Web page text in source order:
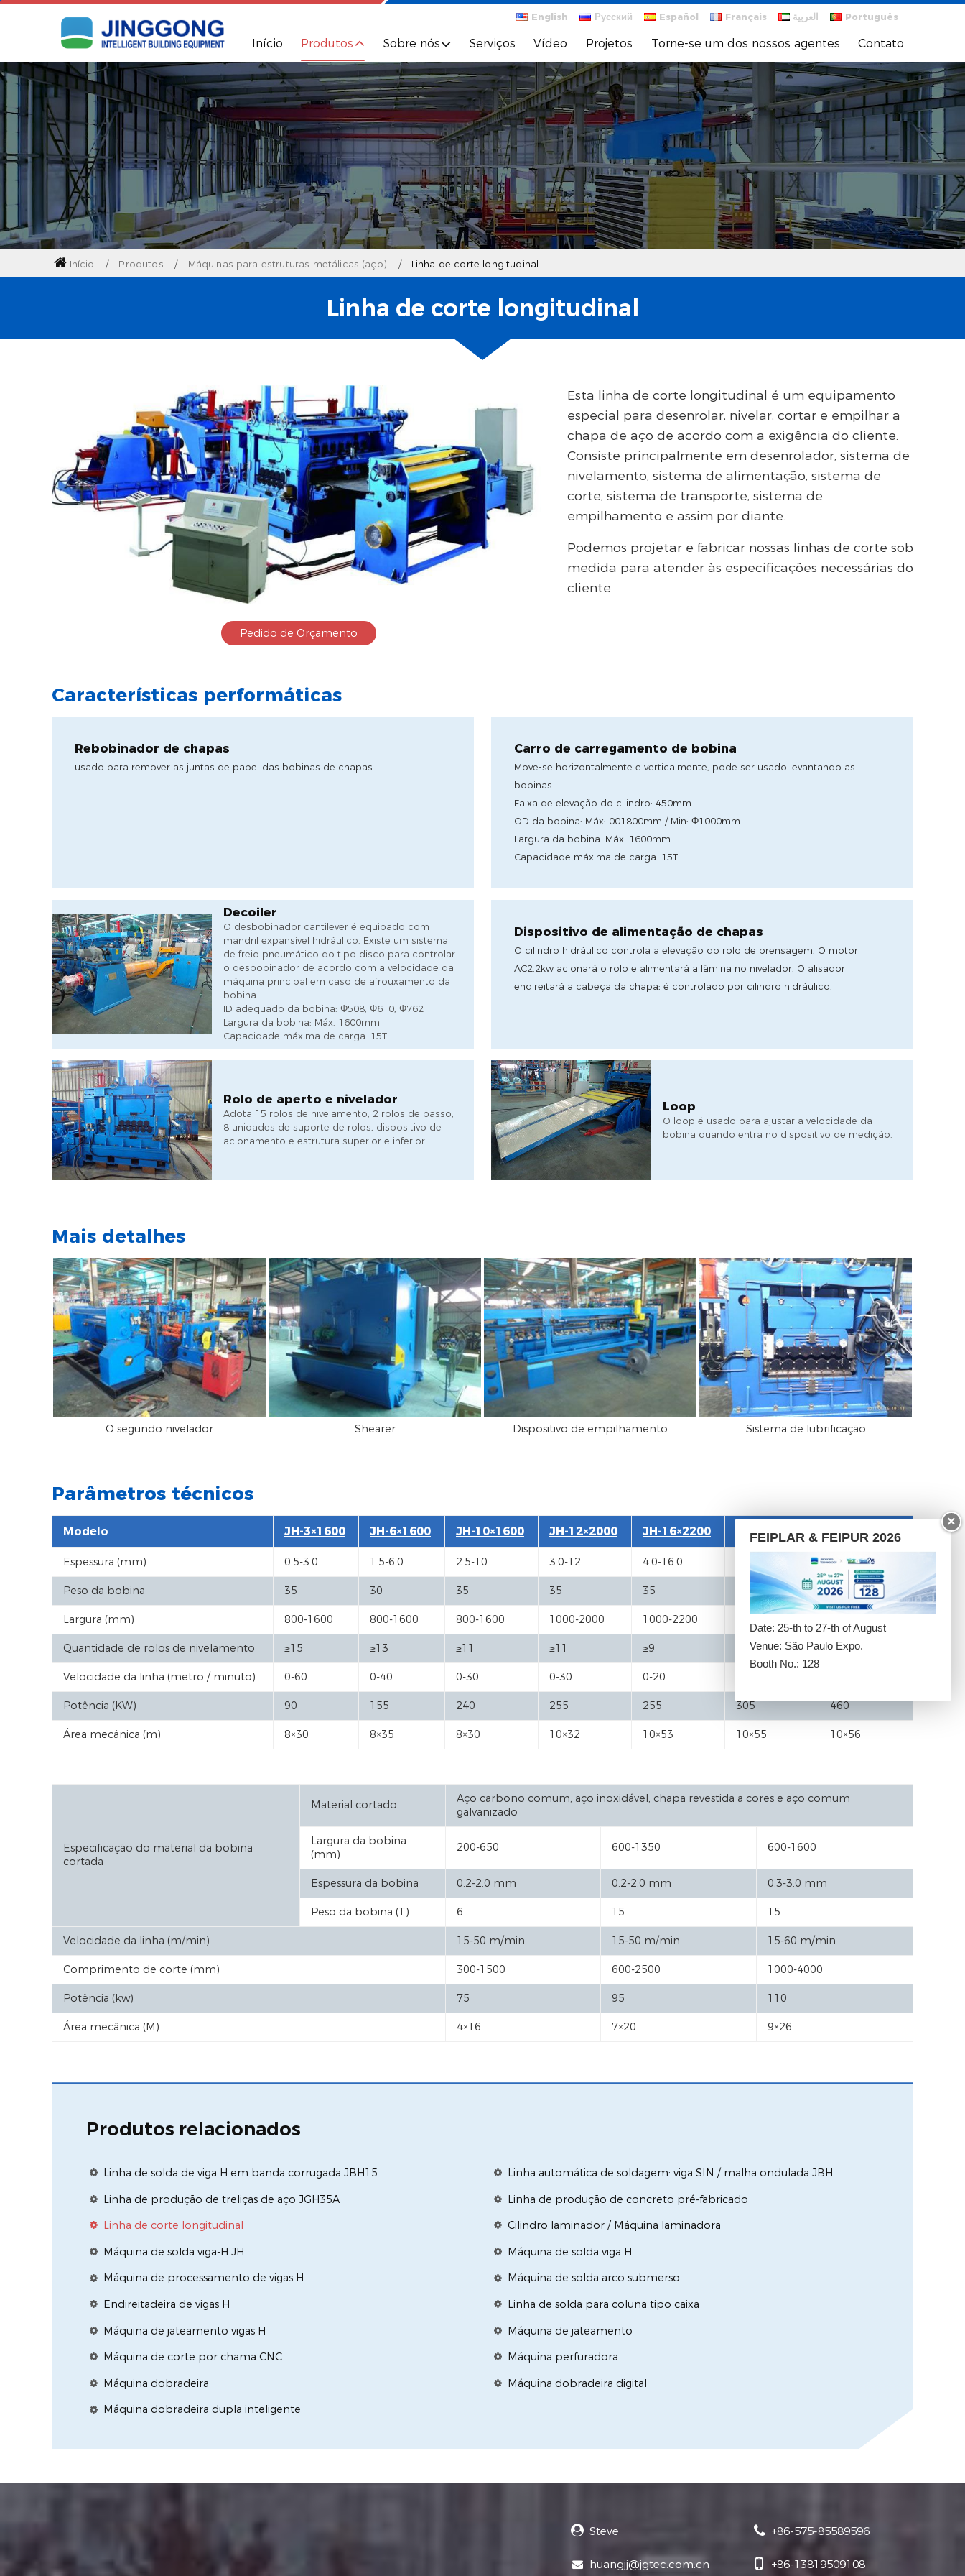
English Русский Español Français العربية Português
Início Produtos Sobre nós Serviços Vídeo Projetos Torne-se um dos nossos agentes Contato
Início Produtos Máquinas para estruturas metálicas (aço) Linha de corte longitudinal
Linha de corte longitudinal
Pedido de Orçamento
Esta linha de corte longitudinal é um equipamento
especial para desenrolar, nivelar, cortar e empilhar a
chapa de aço de acordo com a exigência do cliente.
Consiste principalmente em desenrolador, sistema de
nivelamento, sistema de alimentação, sistema de
corte, sistema de transporte, sistema de
empilhamento e assim por diante.
Podemos projetar e fabricar nossas linhas de corte sob
medida para atender às especificações necessárias do
cliente.
Características performáticas
Rebobinador de chapas
usado para remover as juntas de papel das bobinas de chapas.
Carro de carregamento de bobina
Move-se horizontalmente e verticalmente, pode ser usado levantando as
bobinas.
Faixa de elevação do cilindro: 450mm
OD da bobina: Máx: 001800mm / Min: Φ1000mm
Largura da bobina: Máx: 1600mm
Capacidade máxima de carga: 15T
Decoiler
O desbobinador cantilever é equipado com
mandril expansível hidráulico. Existe um sistema
de freio pneumático do tipo disco para controlar
o desbobinador de acordo com a velocidade da
máquina principal em caso de afrouxamento da
bobina.
ID adequado da bobina: Φ508, Φ610, Φ762
Largura da bobina: Máx. 1600mm
Capacidade máxima de carga: 15T
Dispositivo de alimentação de chapas
O cilindro hidráulico controla a elevação do rolo de prensagem. O motor
AC2.2kw acionará o rolo e alimentará a lâmina no nivelador. O alisador
endireitará a cabeça da chapa; é controlado por cilindro hidráulico.
Rolo de aperto e nivelador
Adota 15 rolos de nivelamento, 2 rolos de passo,
8 unidades de suporte de rolos, dispositivo de
acionamento e estrutura superior e inferior
Loop
O loop é usado para ajustar a velocidade da
bobina quando entra no dispositivo de medição.
Mais detalhes
O segundo nivelador Shearer Dispositivo de empilhamento Sistema de lubrificação
Parâmetros técnicos
Modelo JH-3×1600 JH-6×1600 JH-10×1600 JH-12×2000 JH-16×2200 JH-20×2200 JH-30×2200
Espessura (mm) 0.5-3.0 1.5-6.0 2.5-10 3.0-12 4.0-16.0 7.5-30
Peso da bobina 35 30 35 35 35 40
Largura (mm) 800-1600 800-1600 800-1600 1000-2000 1000-2200
Quantidade de rolos de nivelamento ≥15 ≥13 ≥11 ≥11 ≥9 ≥9
Velocidade da linha (metro / minuto) 0-60 0-40 0-30 0-30 0-20
Potência (KW) 90 155 240 255 255 305 460
Área mecânica (m) 8×30 8×35 8×30 10×32 10×53 10×55 10×56
Especificação do material da bobina
cortada
Material cortado
Aço carbono comum, aço inoxidável, chapa revestida a cores e aço comum
galvanizado
Largura da bobina
(mm)
200-650 600-1350 600-1600
Espessura da bobina 0.2-2.0 mm 0.2-2.0 mm 0.3-3.0 mm
Peso da bobina (T) 6 15 15
Velocidade da linha (m/min) 15-50 m/min 15-50 m/min 15-60 m/min
Comprimento de corte (mm) 300-1500 600-2500 1000-4000
Potência (kw) 75 95 110
Área mecânica (M) 4×16 7×20 9×26
Produtos relacionados
Linha de solda de viga H em banda corrugada JBH15 Linha automática de soldagem: viga SIN / malha ondulada JBH
Linha de produção de treliças de aço JGH35A Linha de produção de concreto pré-fabricado
Linha de corte longitudinal Cilindro laminador / Máquina laminadora
Máquina de solda viga-H JH Máquina de solda viga H
Máquina de processamento de vigas H Máquina de solda arco submerso
Endireitadeira de vigas H Linha de solda para coluna tipo caixa
Máquina de jateamento vigas H Máquina de jateamento
Máquina de corte por chama CNC Máquina perfuradora
Máquina dobradeira Máquina dobradeira digital
Máquina dobradeira dupla inteligente
Steve
huangjj@jgtec.com.cn
+86-575-85589596
+86-13819509108
×
FEIPLAR & FEIPUR 2026
Date: 25-th to 27-th of August
Venue: São Paulo Expo.
Booth No.: 128